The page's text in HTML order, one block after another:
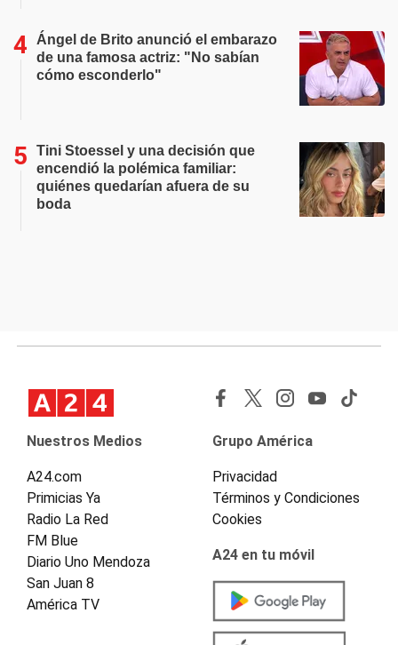
Ángel de Brito anunció el embarazo
de una famosa actriz: "No sabían
cómo esconderlo"
Tini Stoessel y una decisión que
encendió la polémica familiar:
quiénes quedarían afuera de su
boda
Nuestros Medios
A24.com
Primicias Ya
Radio La Red
FM Blue
Diario Uno Mendoza
San Juan 8
América TV
Grupo América
Privacidad
Términos y Condiciones
Cookies
A24 en tu móvil